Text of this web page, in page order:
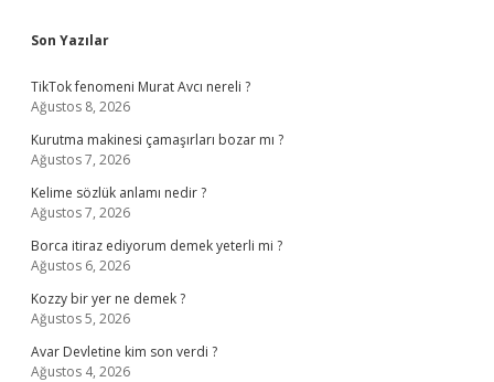
Sidebar
Son Yazılar
TikTok fenomeni Murat Avcı nereli ?
Ağustos 8, 2026
Kurutma makinesi çamaşırları bozar mı ?
Ağustos 7, 2026
Kelime sözlük anlamı nedir ?
Ağustos 7, 2026
Borca itiraz ediyorum demek yeterli mi ?
Ağustos 6, 2026
Kozzy bir yer ne demek ?
Ağustos 5, 2026
Avar Devletine kim son verdi ?
Ağustos 4, 2026